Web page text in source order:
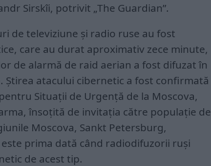
Sirskîi, potrivit „The Guardian”.
de televiziune și radio ruse au fost
care au durat aproximativ zece minute,
de alarmă de raid aerian a fost difuzat în
atacului cibernetic a fost confirmată
Situații de Urgență de la Moscova,
însoțită de invitația către populație de
Moscova, Sankt Petersburg,
prima dată când radiodifuzorii ruși
de acest tip.